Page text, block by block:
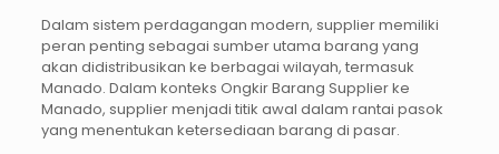
Dalam sistem perdagangan modern, supplier memiliki
peran penting sebagai sumber utama barang yang
akan didistribusikan ke berbagai wilayah, termasuk
Manado. Dalam konteks Ongkir Barang Supplier ke
Manado, supplier menjadi titik awal dalam rantai pasok
yang menentukan ketersediaan barang di pasar.